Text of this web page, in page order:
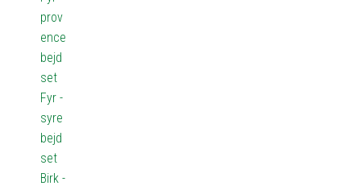
prov
ence
bejd
set
Fyr -
syre
bejd
set
Birk -